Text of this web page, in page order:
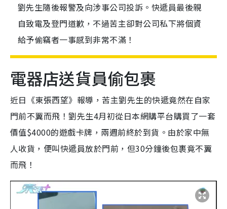
劉先生隨後報警及向涉事公司投訴。快遞員最後親
自致電及登門道歉，不過苦主卻對公司私下將個資
給予偷竊者一事感到非常不滿！
電器店送貨員偷包裹
近日《東張西望》報導，苦主劉先生的快遞竟然在自家
門前不翼而飛！劉先生4月初從日本網購平台購買了一套
價值$4000的遊戲卡牌，兩週前終於到貨。由於家中無
人收貨，便叫快遞員放於門前，但30分鐘後包裹竟不翼
而飛！